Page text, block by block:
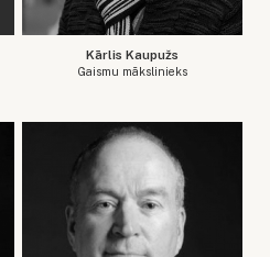
Kārlis Kaupužs
Gaismu mākslinieks